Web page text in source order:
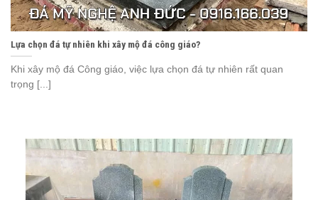
Lựa chọn đá tự nhiên khi xây mộ đá công giáo?
Khi xây mộ đá Công giáo, việc lựa chọn đá tự nhiên rất quan
trọng [...]